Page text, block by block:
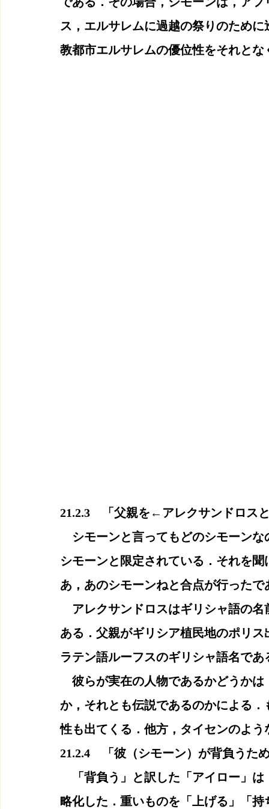
ス，エルサレムに過越の祭りのため
教都市エルサレムの優位性をそれと
21.2.3　「父親を←アレクサンドロス
シモーンと言ってもどのシモーンな
シモーンと限定されている．それを
あ，あのシモーンねと合点が行ったで
アレクサンドロスはギリシャ語の名
ある．父親がギリシア植民地のポリ
ラテン語ルーフスのギリシャ語名で
彼らが実在の人物であるかどうかは
か，それとも伝説であるのかによる
性も出てくる．他方，タイセンのよ
21.2.4　「彼（シモーン）が背負うた
「背負う」と訳した「アイロー」は
略化した．重いものを「上げる」「